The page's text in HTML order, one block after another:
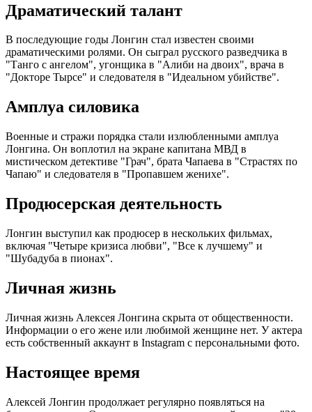
Драматический талант
В последующие годы Лонгин стал известен своими
драматическими ролями. Он сыграл русского разведчика в
"Танго с ангелом", угонщика в "Алиби на двоих", врача в
"Докторе Тырсе" и следователя в "Идеальном убийстве".
Амплуа силовика
Военные и стражи порядка стали излюбленными амплуа
Лонгина. Он воплотил на экране капитана МВД в
мистическом детективе "Грач", брата Чапаева в "Страстях по
Чапаю" и следователя в "Пропавшем женихе".
Продюсерская деятельность
Лонгин выступил как продюсер в нескольких фильмах,
включая "Четыре кризиса любви", "Все к лучшему" и
"Шубадуба в пионах".
Личная жизнь
Личная жизнь Алексея Лонгина скрыта от общественности.
Информации о его жене или любимой женщине нет. У актера
есть собственный аккаунт в Instagram с персональными фото.
Настоящее время
Алексей Лонгин продолжает регулярно появляться на